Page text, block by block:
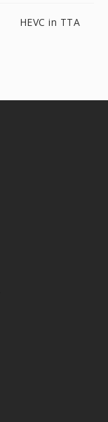
HEVC in TTA